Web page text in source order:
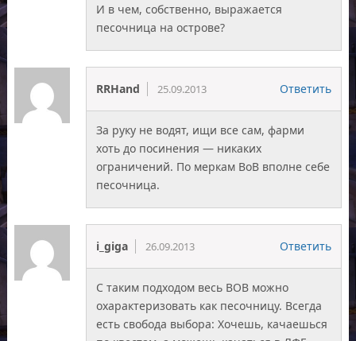
И в чем, собственно, выражается
песочница на острове?
RRHand 25.09.2013 Ответить
За руку не водят, ищи все сам, фарми
хоть до посинения — никаких
ограничений. По меркам ВоВ вполне себе
песочница.
i_giga 26.09.2013 Ответить
С таким подходом весь ВОВ можно
охарактеризовать как песочницу. Всегда
есть свобода выбора: Хочешь, качаешься